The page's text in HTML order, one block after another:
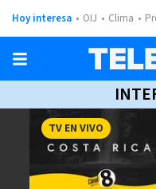
Hoy interesa OIJ Clima
TV EN VIVO